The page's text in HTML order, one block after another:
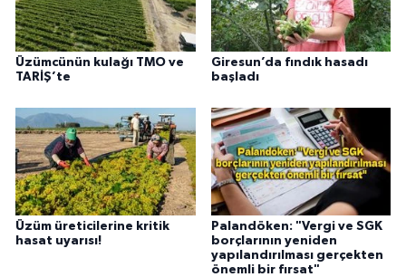
Üzümcünün kulağı TMO ve
TARİŞ’te
Giresun’da fındık hasadı
başladı
Üzüm üreticilerine kritik
hasat uyarısı!
Palandöken: "Vergi ve SGK
borçlarının yeniden
yapılandırılması gerçekten
önemli bir fırsat"